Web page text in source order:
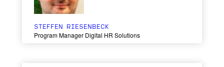
STEFFEN RIESENBECK
Program Manager Digital HR Solutions